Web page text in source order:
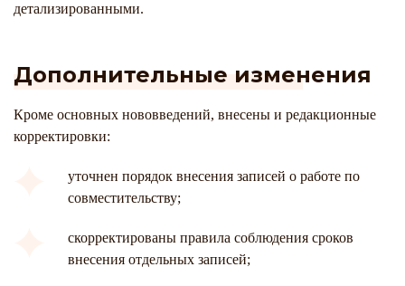
детализированными.
Дополнительные изменения
Кроме основных нововведений, внесены и редакционные
корректировки:
уточнен порядок внесения записей о работе по
совместительству;
скорректированы правила соблюдения сроков
внесения отдельных записей;